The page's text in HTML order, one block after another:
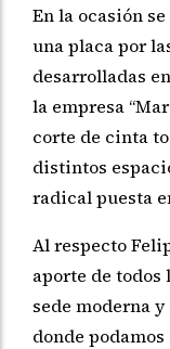
En la ocasión
una placa por
desarrolladas
la empresa
corte de cinta
distintos
radical puesta
Al respecto
aporte de
sede moderna
donde